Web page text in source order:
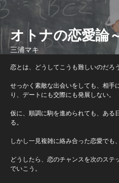
オトナの恋愛論
三浦マキ
恋とは、どうしてこうも難しいのだろう
せっかく素敵な出会いをしても、相手
り、デートにも交際にも発展しない。
仮に、順調に駒を進められても、ある
る。
しかし一見複雑に絡み合った恋愛でも
どうしたら、恋のチャンスを次のステ
でいこう。